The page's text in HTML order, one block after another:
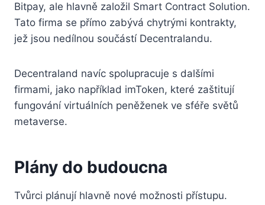
Bitpay, ale hlavně založil Smart Contract Solution.
Tato firma se přímo zabývá chytrými kontrakty,
jež jsou nedílnou součástí Decentralandu.
Decentraland navíc spolupracuje s dalšími
firmami, jako například imToken, které zaštitují
fungování virtuálních peněženek ve sféře světů
metaverse.
Plány do budoucna
Tvůrci plánují hlavně nové možnosti přístupu.